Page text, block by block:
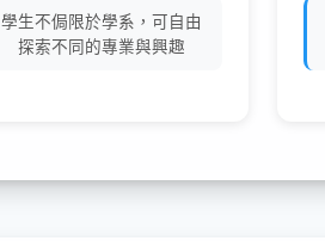
學生不侷限於學系，可自由
探索不同的專業與興趣